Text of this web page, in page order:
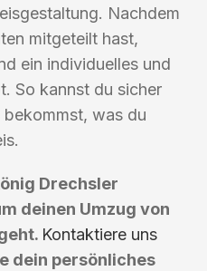
Nachdem
mitgeteilt hast,
ein individuelles und
So kannst du sicher
bekommst, was du
Drechsler
deinen Umzug von
Kontaktiere uns
dein persönliches